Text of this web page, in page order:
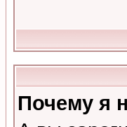
Почему я